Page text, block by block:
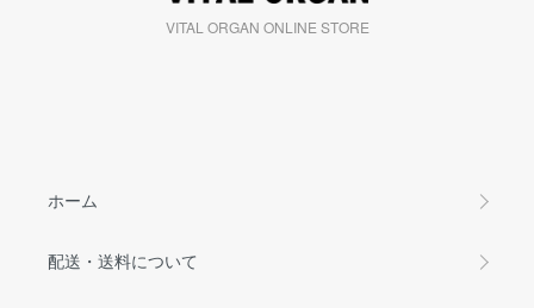
VITAL ORGAN ONLINE STORE
ホーム
配送・送料について